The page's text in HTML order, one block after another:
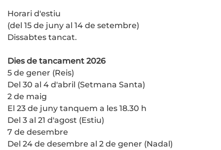
Horari d'estiu
(del 15 de juny al 14 de setembre)
Dissabtes tancat.
Dies de tancament 2026
5 de gener (Reis)
Del 30 al 4 d'abril (Setmana Santa)
2 de maig
El 23 de juny tanquem a les 18.30 h
Del 3 al 21 d'agost (Estiu)
7 de desembre
Del 24 de desembre al 2 de gener (Nadal)